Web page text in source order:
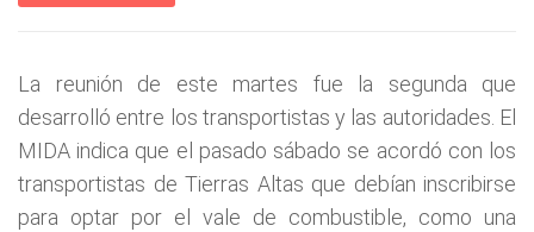
La reunión de este martes fue la segunda que
desarrolló entre los transportistas y las autoridades. El
MIDA indica que el pasado sábado se acordó con los
transportistas de Tierras Altas que debían inscribirse
para optar por el vale de combustible, como una